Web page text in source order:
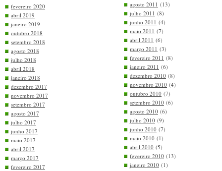
fevereiro 2020
abril 2019
janeiro 2019
outubro 2018
setembro 2018
agosto 2018
julho 2018
abril 2018
janeiro 2018
dezembro 2017
novembro 2017
setembro 2017
agosto 2017
julho 2017
junho 2017
maio 2017
abril 2017
março 2017
fevereiro 2017
agosto 2011 (13)
julho 2011 (8)
junho 2011 (4)
maio 2011 (7)
abril 2011 (6)
março 2011 (3)
fevereiro 2011 (8)
janeiro 2011 (6)
dezembro 2010 (8)
novembro 2010 (4)
outubro 2010 (7)
setembro 2010 (6)
agosto 2010 (6)
julho 2010 (9)
junho 2010 (7)
maio 2010 (1)
abril 2010 (5)
fevereiro 2010 (13)
janeiro 2010 (1)